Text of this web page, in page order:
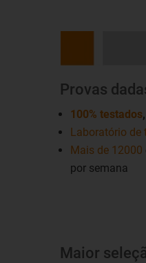
Provas
100% testados
Laboratório de
Mais de 12000
por semana
Maior